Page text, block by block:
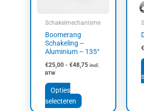
Schakelmechanisme
Boomerang
Schakeling –
Aluminium – 135°
€25,00 - €48,75 incl.
BTW
Opties
selecteren
op
de
€